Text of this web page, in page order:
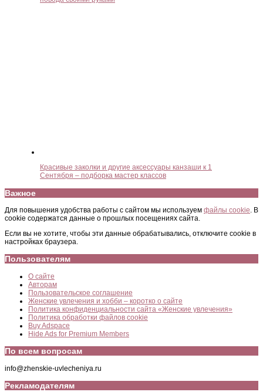
Красивые заколки и другие аксессуары канзаши к 1
Сентября – подборка мастер классов
Важное
Для повышения удобства работы с сайтом мы используем файлы cookie. В
cookie содержатся данные о прошлых посещениях сайта.
Если вы не хотите, чтобы эти данные обрабатывались, отключите cookie в
настройках браузера.
Пользователям
О сайте
Авторам
Пользовательское соглашение
Женские увлечения и хобби – коротко о сайте
Политика конфиденциальности сайта «Женские увлечения»
Политика обработки файлов cookie
Buy Adspace
Hide Ads for Premium Members
По всем вопросам
info@zhenskie-uvlecheniya.ru
Рекламодателям